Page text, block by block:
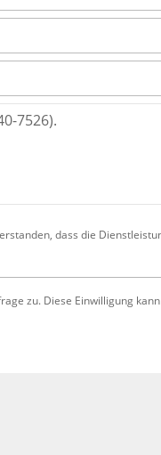
dass die
zu. Diese Einwilligung